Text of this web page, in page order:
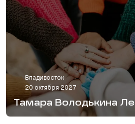
Владивосток
20 октября 2027
Тамара Володькина Ле